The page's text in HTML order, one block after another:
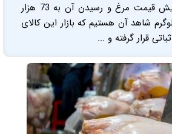
سرانجام پس از افزایش قیمت مرغ و رسیدن آن به 73 هزار
شاهد آن هستیم که بازار این کالای
قرار گرفته و ...